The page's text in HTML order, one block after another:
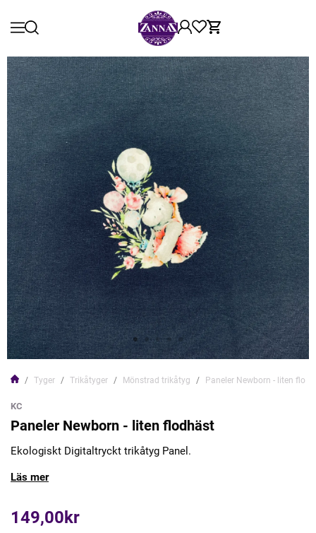
Tyger Trikåtyger Mönstrad trikåtyg Paneler Newborn - liten
KC
Paneler Newborn - liten flodhäst
Ekologiskt Digitaltryckt trikåtyg Panel.
Läs mer
149,00kr